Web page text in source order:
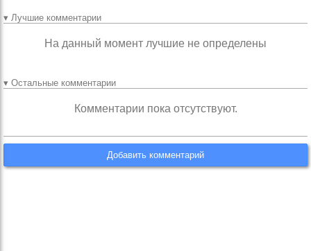
▾ Лучшие комментарии
На данный момент лучшие не определены
▾ Остальные комментарии
Комментарии пока отсутствуют.
Добавить комментарий